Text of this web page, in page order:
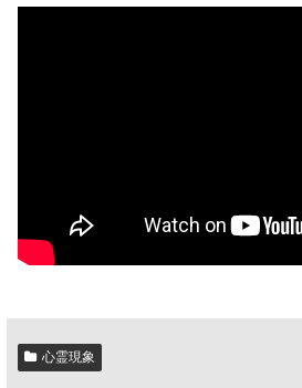
心霊現象